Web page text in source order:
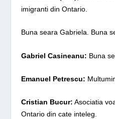
imigranti din Ontario.
Buna seara Gabriela. Buna
Gabriel Casineanu: Buna
Emanuel Petrescu:
Cristian Bucur: Asociatia
Ontario din cate inteleg.